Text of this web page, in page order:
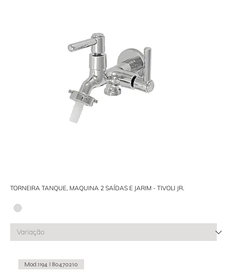
TORNEIRA TANQUE, MAQUINA 2 SAÍDAS E JARIM - TIVOLI JR.
Mod.1194 I 80470210